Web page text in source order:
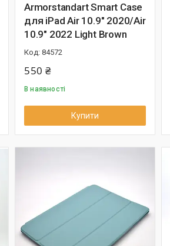
Armorstandart Smart Case
для iPad Air 10.9" 2020/Air
10.9" 2022 Light Brown
84572
550 ₴
В наявності
Купити